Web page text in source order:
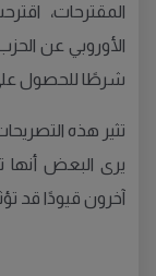
المقترحات،
الأوروبي عن
شرطًا للحصول
تثير هذه
يرى البعض أنها
آخرون قيودًا قد